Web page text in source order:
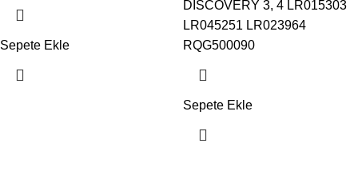
Sepete Ekle
DISCOVERY 3, 4 LR015303
LR045251 LR023964
RQG500090
Sepete Ekle